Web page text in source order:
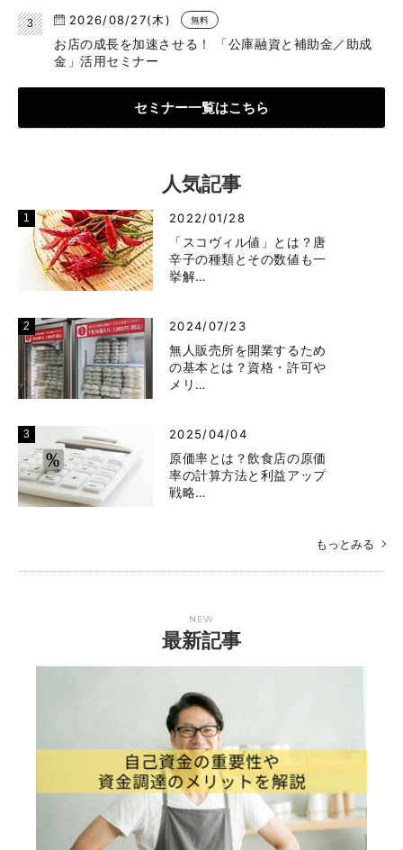
2026/08/27(木) 無料
お店の成長を加速させる！ 「公庫融資と補助金／助成
金」活用セミナー
セミナー一覧はこちら
人気記事
2022/01/28
「スコヴィル値」とは？唐
辛子の種類とその数値も一
挙解…
2024/07/23
無人販売所を開業するため
の基本とは？資格・許可や
メリ…
2025/04/04
原価率とは？飲食店の原価
率の計算方法と利益アップ
戦略…
もっとみる
NEW
最新記事